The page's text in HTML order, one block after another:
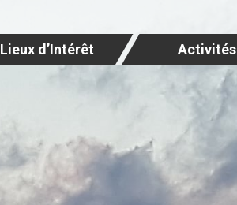
Lieux d’Intérêt Activités